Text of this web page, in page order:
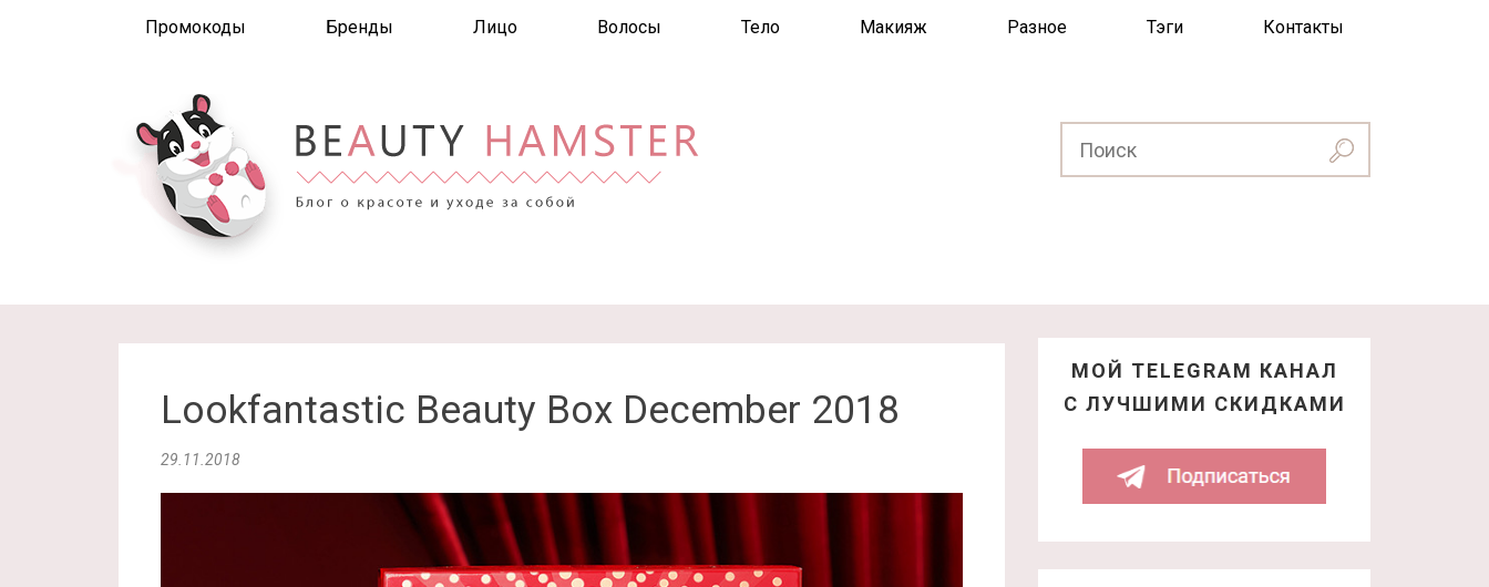
Промокоды Бренды Лицо Волосы Тело Макияж Разное Тэги Контакты
Lookfantastic Beauty Box December 2018
29.11.2018
МОЙ TELEGRAM КАНАЛ
С ЛУЧШИМИ СКИДКАМИ